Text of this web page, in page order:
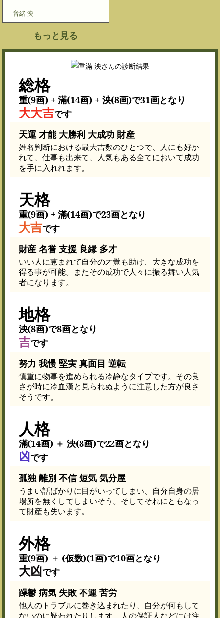
音緒 泱
もっと見る
総格
重(9画) + 滿(14画) + 泱(8画)で31画となり
大大吉です
天運 才能 大勝利 大成功 財産
姓名判断における最大吉数のひとつで、人にも好か
れて、仕事も出来て、人気もある全てにおいて成功
を手に入れれます。
天格
重(9画) + 滿(14画)で23画となり
大吉です
財産 名誉 支援 良縁 多才
いい人に恵まれて自分の才覚も助け、大きな成功を
得る事が可能。またその成功で人々に振る舞い人気
者になります。
地格
泱(8画)で8画となり
吉です
努力 我慢 堅実 真面目 逆転
慎重に物事を進められる冷静なタイプです。その良
さが時に冷血漢と見られぬように注意した方が良さ
そうです。
人格
滿(14画) ＋ 泱(8画)で22画となり
凶です
孤独 離別 不信 短気 気分屋
うまい話ばかりに目がいってしまい、自分自身の居
場所を無くしてしまいそう。そしてそれにともなっ
て財産も失います。
外格
重(9画) ＋ (仮数)(1画)で10画となり
大凶です
躁鬱 病気 失敗 不運 苦労
他人のトラブルに巻き込まれたり、自分が何もして
ないのに疑われたりします。人の保証人などには注